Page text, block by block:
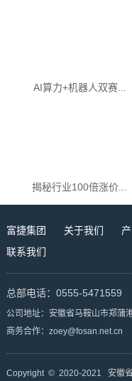
AI算力+机器人双赛...
揭秘行业100倍涨价...
富捷集团 关于我们
联系我们
总部电话：0555-5471559
公司地址：安徽省马鞍山市郑蒲
商务合作：zoey@fosan.net.cn
Copyright © 2020-2021 安徽